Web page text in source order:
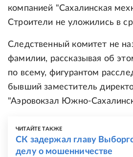
компанией "Сахалинская
Строители не уложились в
Следственный комитет не
фамилии, рассказывая об
по всему, фигурантом
бывший заместитель
"Аэровокзал Южно-
ЧИТАЙТЕ ТАКЖЕ
СК задержал главу
делу о мошенничестве